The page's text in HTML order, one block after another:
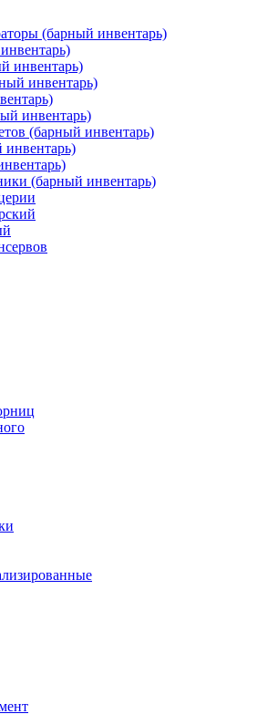
(барный инвентарь)
инвентарь)
инвентарь)
инвентарь)
(барный инвентарь)
(барный инвентарь)